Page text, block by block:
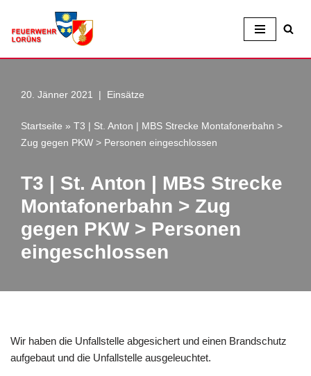
Zum
20. Jänner 2021 Einsätze
Startseite » T3 | St. Anton | MBS Strecke Montafonerbahn >
Zug gegen PKW > Personen eingeschlossen
T3 | St. Anton | MBS Strecke
Montafonerbahn > Zug
gegen PKW > Personen
eingeschlossen
Wir haben die Unfallstelle abgesichert und einen Brandschutz
aufgebaut und die Unfallstelle ausgeleuchtet.